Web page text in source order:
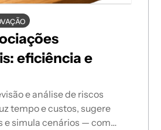
eficiência e
e análise de riscos
tempo e custos, sugere
e simula cenários — com